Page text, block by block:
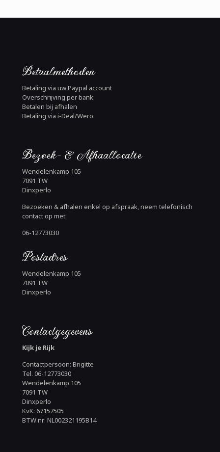
Betaalmethoden
Betaling via uw Paypal account
Overschrijving per bank
Betalen bij afhalen
Betaling via i-Deal/Wero
Bezoek- & Afhaallocatie
Wendelenkamp 105
7091 TW
Dinxperlo
Bezoeken & afhalen enkel op afspraak, neem telefonisch
contact op met:
06-12773030
Postadres
Wendelenkamp 105
7091 TW
Dinxperlo
Contactgegevens
Kijk je Rijk
Contactpersoon: Brigitte
Tel. 06-12773030
Wendelenkamp 105
7091 TW
Dinxperlo
KvK: 67157505
BTW nr: NL002321195B14